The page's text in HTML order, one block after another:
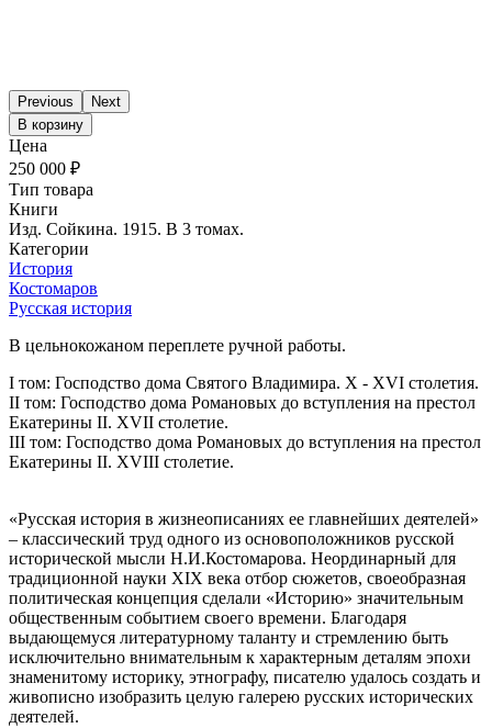
Previous
Next
В корзину
Цена
250 000 ₽
Тип товара
Книги
Изд. Сойкина. 1915. В 3 томах.
Категории
История
Костомаров
Русская история
В цельнокожаном переплете ручной работы.
I том: Господство дома Святого Владимира. X - XVI столетия.
II том: Господство дома Романовых до вступления на престол
Екатерины II. XVII столетие.
III том: Господство дома Романовых до вступления на престол
Екатерины II. XVIII столетие.
«Русская история в жизнеописаниях ее главнейших деятелей»
‒ классический труд одного из основоположников русской
исторической мысли Н.И.Костомарова. Неординарный для
традиционной науки XIX века отбор сюжетов, своеобразная
политическая концепция сделали «Историю» значительным
общественным событием своего времени. Благодаря
выдающемуся литературному таланту и стремлению быть
исключительно внимательным к характерным деталям эпохи
знаменитому историку, этнографу, писателю удалось создать и
живописно изобразить целую галерею русских исторических
деятелей.